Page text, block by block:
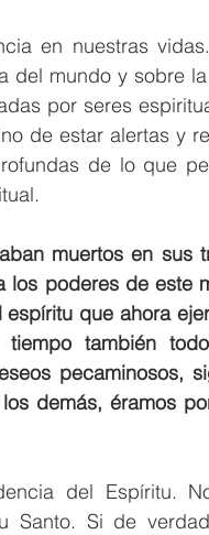
en nuestras
del mundo y sobre
por seres
de estar alertas y
de lo que
muertos en sus
los poderes de este
que ahora
también
pecaminosos,
demás, éramos
del Espíritu.
Santo. Si de